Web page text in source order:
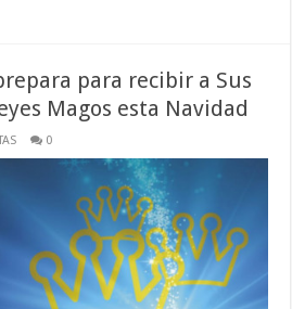
para recibir a Sus
Magos esta Navidad
0